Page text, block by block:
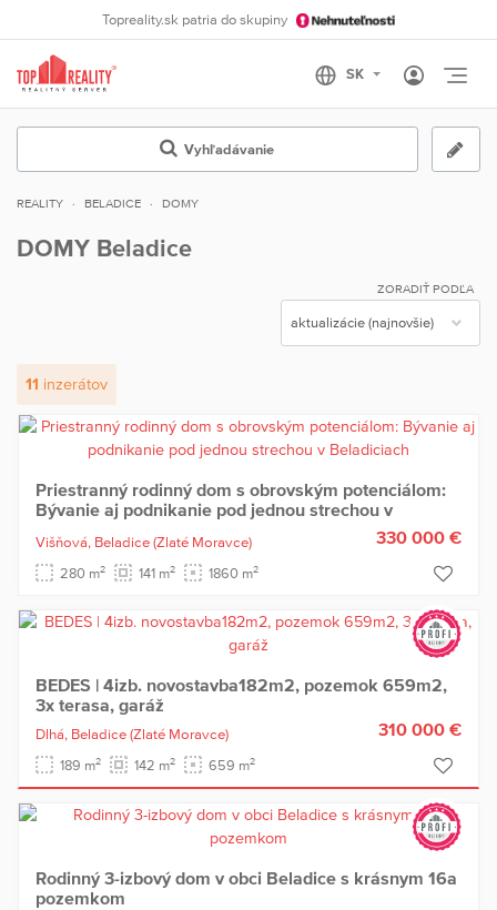
Topreality.sk patria do skupiny
Vyhľadávanie
REALITY BELADICE DOMY
DOMY Beladice
ZORADIŤ PODĽA
11 inzerátov
Priestranný rodinný dom s obrovským potenciálom:
Bývanie aj podnikanie pod jednou strechou v
Višňová, Beladice (Zlaté Moravce)
280 m2 141 m2 1860 m2
330 000 €
BEDES | 4izb. novostavba182m2, pozemok 659m2,
3x terasa, garáž
Dlhá, Beladice (Zlaté Moravce)
189 m2 142 m2 659 m2
310 000 €
Rodinný 3-izbový dom v obci Beladice s krásnym 16a
pozemkom